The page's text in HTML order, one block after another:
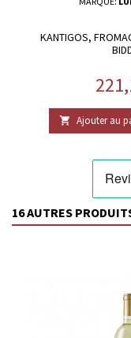
KANTIGOS,
Prix
 Ajouter au
16 AUTRES